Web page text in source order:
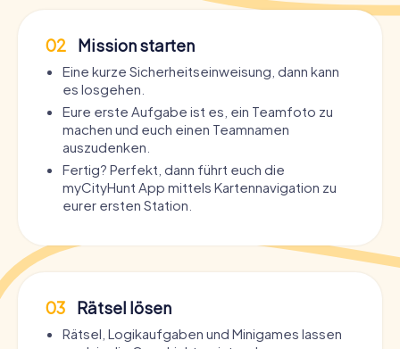
02 Mission starten
Eine kurze Sicherheitseinweisung, dann kann
es losgehen.
Eure erste Aufgabe ist es, ein Teamfoto zu
machen und euch einen Teamnamen
auszudenken.
Fertig? Perfekt, dann führt euch die
myCityHunt App mittels Kartennavigation zu
eurer ersten Station.
03 Rätsel lösen
Rätsel, Logikaufgaben und Minigames lassen